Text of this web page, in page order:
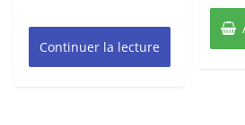
Continuer la lecture